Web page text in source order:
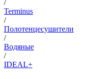
/
Terminus
/
Полотенцесушители
/
Водяные
/
IDEAL+